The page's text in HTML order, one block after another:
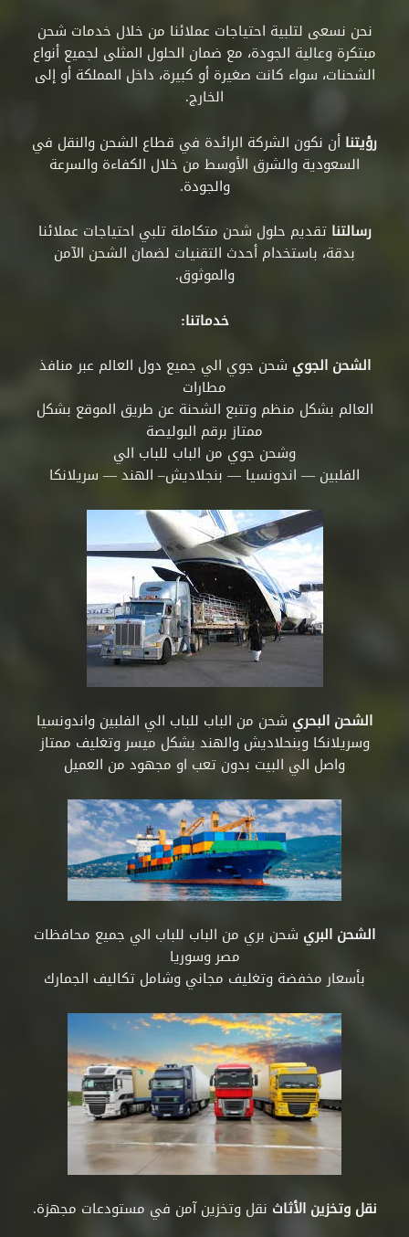
نحن نسعى لتلبية احتياجات عملائنا من خلال خدمات شحن
مبتكرة وعالية الجودة، مع ضمان الحلول المثلى لجميع أنواع
الشحنات، سواء كانت صغيرة أو كبيرة، داخل المملكة أو إلى
الخارج.
رؤيتنا أن نكون الشركة الرائدة في قطاع الشحن والنقل في
السعودية والشرق الأوسط من خلال الكفاءة والسرعة
والجودة.
رسالتنا تقديم حلول شحن متكاملة تلبي احتياجات عملائنا
بدقة، باستخدام أحدث التقنيات لضمان الشحن الآمن
والموثوق.
خدماتنا:
الشحن الجوي شحن جوي الي جميع دول العالم عبر منافذ
مطارات
العالم بشكل منظم وتتبع الشحنة عن طريق الموقع بشكل
ممتاز برقم البوليصة
وشحن جوي من الباب للباب الي
الفلبين — اندونسيا — بنجلاديش– الهند — سريلانكا
الشحن البحري شحن من الباب للباب الي الفلبين واندونسيا
وسريلانكا وبنحلاديش والهند بشكل ميسر وتغليف ممتاز
واصل الي البيت بدون تعب او مجهود من العميل
الشحن البري شحن بري من الباب للباب الي جميع محافظات
مصر وسوريا
بأسعار مخفضة وتغليف مجاني وشامل تكاليف الجمارك
نقل وتخزين الأثاث نقل وتخزين آمن في مستودعات مجهزة.